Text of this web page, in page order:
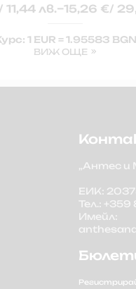
11,44 лв.–15,26 €/
1 EUR = 1.95583 BGN
ВИЖ ОЩЕ
„Антес
ЕИК:
Тел.:
Имейл: